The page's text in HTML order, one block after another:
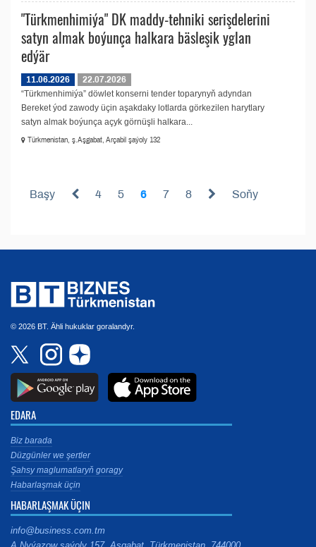
"Türkmenhimiýa" DK maddy-tehniki serişdelerini
satyn almak boýunça halkara bäsleşik yglan
edýär
11.06.2026
22.07.2026
“Türkmenhimiýa” döwlet konserni tender toparynyň adyndan
Bereket ýod zawody üçin aşakdaky lotlarda görkezilen harytlary
satyn almak boýunça açyk görnüşli halkara...
Türkmenistan, ş.Aşgabat, Arçabil şaýoly 132
Başy 4 5 6 7 8 Soňy
© 2026 BT. Ähli hukuklar goralandyr.
EDARA
Biz barada
Düzgünler we şertler
Şahsy maglumatlaryň goragy
Habarlaşmak üçin
HABARLAŞMAK ÜÇIN
info@business.com.tm